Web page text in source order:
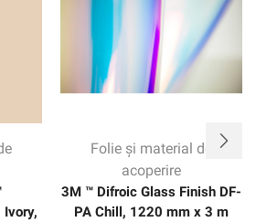
Ivory,
Folie și material de
acoperire
3M ™ Difroic Glass Finish DF-
PA Chill, 1220 mm x 3 m